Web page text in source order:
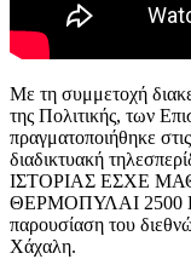
Με τη συμμετοχή
της Πολιτικής, των
πραγματοποιήθηκε
διαδικτυακή
ΙΣΤΟΡΙΑΣ ΕΣΧΕ
ΘΕΡΜΟΠΥΛΑΙ 2500
παρουσίαση του
Χάχαλη.